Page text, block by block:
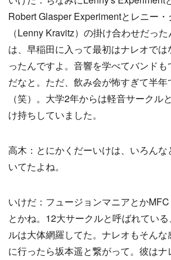
Robert Glasper Experimentとレニー
（Lenny Kravitz）の掛け合わせだっ
は、早稲田に入って最初はナレオで
ったんですよ。音響を学べてバンド
だなと。ただ、飲み会が怖すぎて半年
（笑）。大学2年からは軽音サークル
け持ちしていました。
高木：とにかくだーいけは、いろん
いてたよね。
いけだ：フュージョンマニアとかMFC
とかね。12大サークルと呼ばれてい
ルは大体網羅してた。ナレオもそん
に行ったら坂本遥と繋がって。彼は